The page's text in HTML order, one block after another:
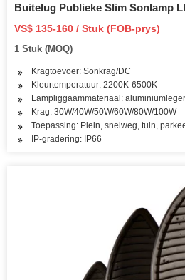
Buitelug Publieke Slim Sonlamp
VS$ 135-160 / Stuk (FOB-prys)
1 Stuk (MOQ)
Kragtoevoer: Sonkrag/DC
Kleurtemperatuur: 2200K-6500K
Lampliggaammateriaal:
Krag: 30W/40W/50W/60W/80W/100W
Toepassing: Plein, snelweg, tuin,
IP-gradering: IP66